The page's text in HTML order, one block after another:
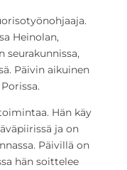
Heinolan,
seurakunnissa,
Päivin aikuinen
Hän käy
ja on
Päivillä on
hän soittelee